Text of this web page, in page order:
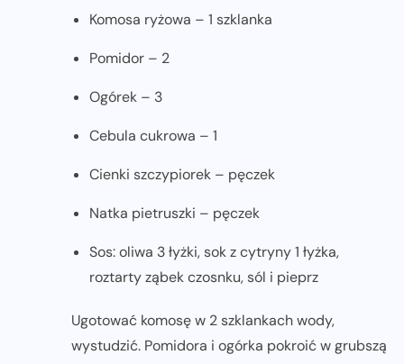
Komosa ryżowa – 1 szklanka
Pomidor – 2
Ogórek – 3
Cebula cukrowa – 1
Cienki szczypiorek – pęczek
Natka pietruszki – pęczek
Sos: oliwa 3 łyżki, sok z cytryny 1 łyżka,
roztarty ząbek czosnku, sól i pieprz
Ugotować komosę w 2 szklankach wody,
wystudzić. Pomidora i ogórka pokroić w grubszą